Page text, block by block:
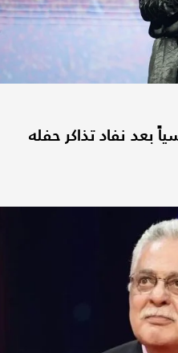
بعد نفاد تذاكر حفله